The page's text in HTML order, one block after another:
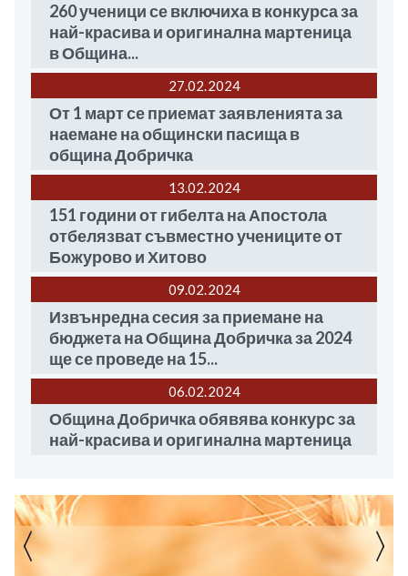
260 ученици се включиха в конкурса за
най-красива и оригинална мартеница
в Община...
27.02 2024
От 1 март се приемат заявленията за
наемане на общински пасища в
община Добричка
13.02 2024
151 години от гибелта на Апостола
отбелязват съвместно учениците от
Божурово и Хитово
09.02 2024
Извънредна сесия за приемане на
бюджета на Община Добричка за 2024
ще се проведе на 15...
06.02 2024
Община Добричка обявява конкурс за
най-красива и оригинална мартеница